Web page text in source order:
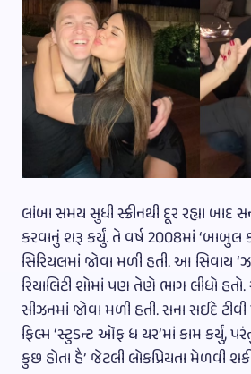
લાંબા સમય સુધી સ્ક્રીનથી દૂર રહ્યા બાદ
કરવાનું શરૂ કર્યું. તે વર્ષ 2008માં
સિરિયલમાં જોવા મળી હતી. આ સિવાય
રિયાલિટી શોમાં પણ તેણે ભાગ લીધો
સીઝનમાં જોવા મળી હતી. સના સઈદે
ફિલ્મ ‘સ્ટુડન્ટ ઑફ ધ યર’માં કામ કર્યું,
કુછ હોતા હૈ’ જેટલી લોકપ્રિયતા મેળવી